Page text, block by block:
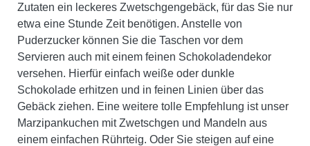
Zutaten ein leckeres Zwetschgengebäck, für das Sie nur
etwa eine Stunde Zeit benötigen. Anstelle von
Puderzucker können Sie die Taschen vor dem
Servieren auch mit einem feinen Schokoladendekor
versehen. Hierfür einfach weiße oder dunkle
Schokolade erhitzen und in feinen Linien über das
Gebäck ziehen. Eine weitere tolle Empfehlung ist unser
Marzipankuchen mit Zwetschgen und Mandeln aus
einem einfachen Rührteig. Oder Sie steigen auf eine